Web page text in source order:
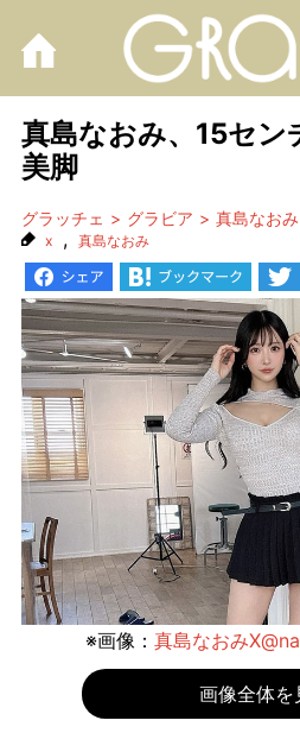
真島なおみ、15セン
美脚
グラッチェ グラビア 真島なお
x , 真島なおみ
※画像： 真島なおみ
画像全体を